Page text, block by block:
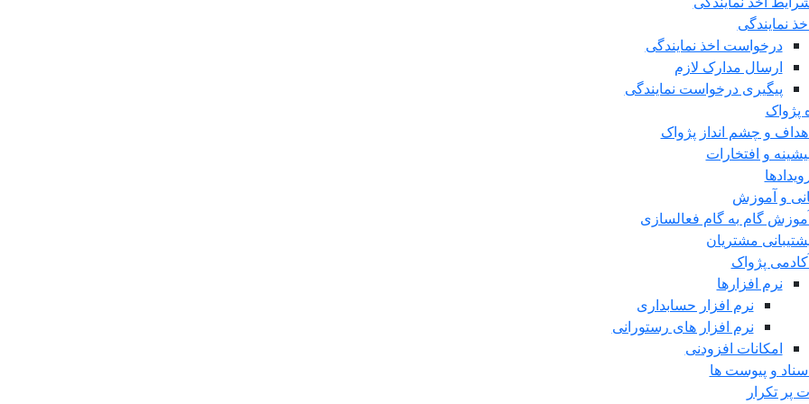
نمایندگی
درخواست اخذ نمایندگی
ارسال مدارک لازم
پیگیری درخواست نمایندگی
پژواک
و چشم انداز پژواک
و افتخارات
و آموزش
گام به گام فعالسازی
مشتریان
پژواک
نرم افزارها
نرم افزار حسابداری
نرم افزار های رستورانی
امکانات افزودنی
و پیوست ها
پر تکرار